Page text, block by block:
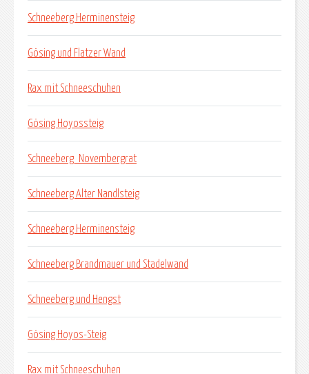
Schneeberg Herminensteig
Gösing und Flatzer Wand
Rax mit Schneeschuhen
Gösing Hoyossteig
Schneeberg_Novembergrat
Schneeberg Alter Nandlsteig
Schneeberg Herminensteig
Schneeberg Brandmauer und Stadelwand
Schneeberg und Hengst
Gösing Hoyos-Steig
Rax mit Schneeschuhen